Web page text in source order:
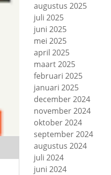
augustus 2025
juli 2025
juni 2025
mei 2025
april 2025
maart 2025
februari 2025
januari 2025
december 2024
november 2024
oktober 2024
september 2024
augustus 2024
juli 2024
juni 2024